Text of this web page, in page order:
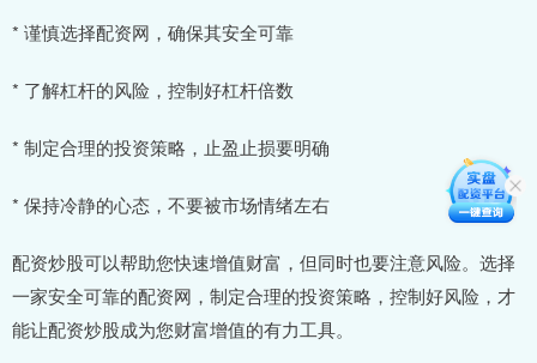
* 谨慎选择配资网，确保其安全可靠
* 了解杠杆的风险，控制好杠杆倍数
* 制定合理的投资策略，止盈止损要明确
* 保持冷静的心态，不要被市场情绪左右
配资炒股可以帮助您快速增值财富，但同时也要注意风险。选择
一家安全可靠的配资网，制定合理的投资策略，控制好风险，才
能让配资炒股成为您财富增值的有力工具。